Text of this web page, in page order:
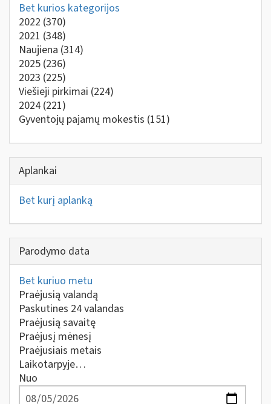
Bet kurios kategorijos
2022 (370)
2021 (348)
Naujiena (314)
2025 (236)
2023 (225)
Viešieji pirkimai (224)
2024 (221)
Gyventojų pajamų mokestis (151)
Aplankai
Bet kurį aplanką
Parodymo data
Bet kuriuo metu
Praėjusią valandą
Paskutines 24 valandas
Praėjusią savaitę
Praėjusį mėnesį
Praėjusiais metais
Laikotarpyje…
Nuo